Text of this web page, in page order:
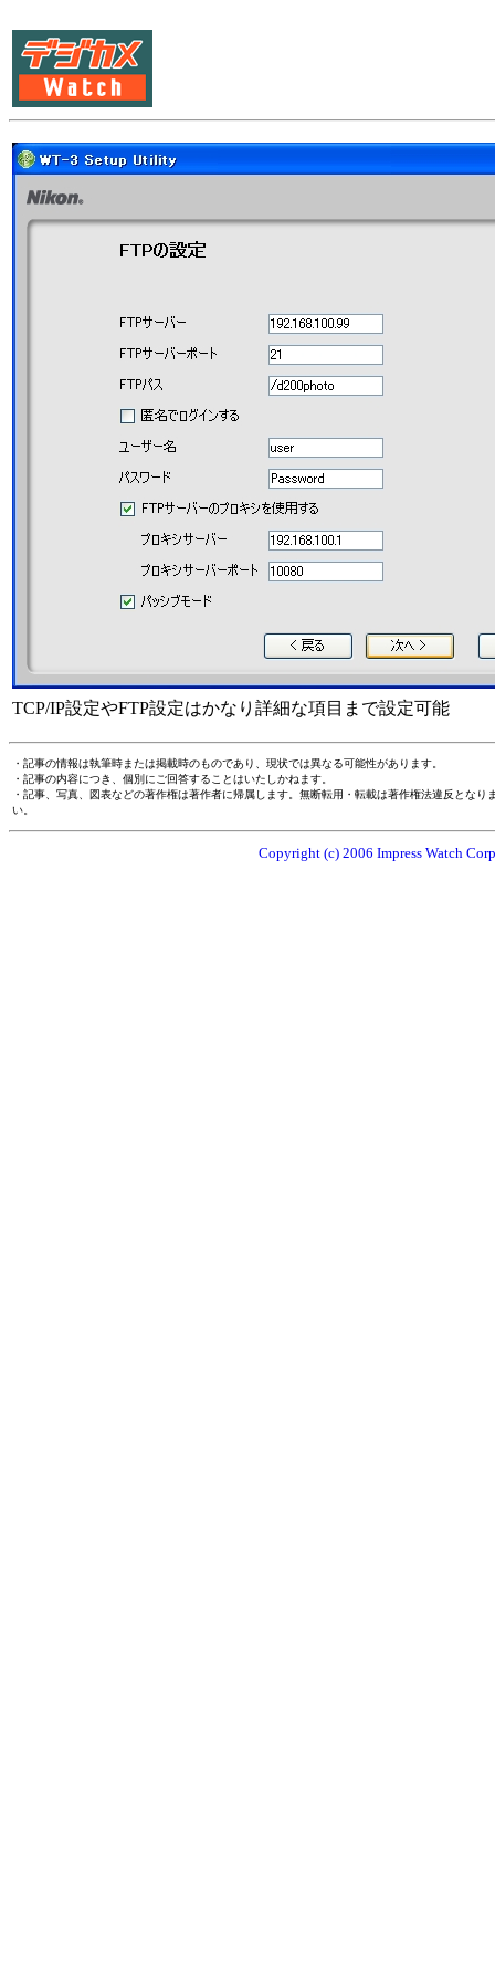
TCP/IP設定やFTP設定はかなり詳細な項目まで設定可能
・記事の情報は執筆時または掲載時のものであり、現状では異なる可能性があります。
・記事の内容につき、個別にご回答することはいたしかねます。
・記事、写真、図表などの著作権は著作者に帰属します。無断転用・転載は著作権法違反とな
い。
Copyright (c) 2006 Impress Watch